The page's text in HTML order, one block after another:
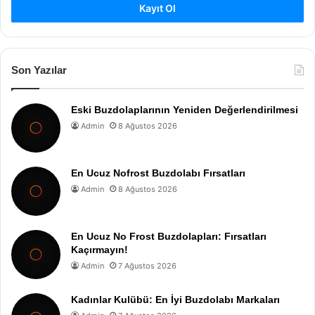
Kayıt Ol
Son Yazılar
Eski Buzdolaplarının Yeniden Değerlendirilmesi
Admin 8 Ağustos 2026
En Ucuz Nofrost Buzdolabı Fırsatları
Admin 8 Ağustos 2026
En Ucuz No Frost Buzdolapları: Fırsatları
Kaçırmayın!
Admin 7 Ağustos 2026
Kadınlar Kulübü: En İyi Buzdolabı Markaları